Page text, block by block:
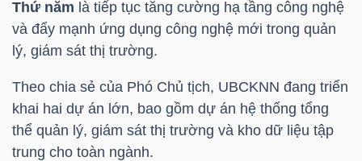
Thứ năm là tiếp tục tăng cường hạ tầng công nghệ
và đẩy mạnh ứng dụng công nghệ mới trong quản
lý, giám sát thị trường.
Theo chia sẻ của Phó Chủ tịch, UBCKNN đang triển
khai hai dự án lớn, bao gồm dự án hệ thống tổng
thể quản lý, giám sát thị trường và kho dữ liệu tập
trung cho toàn ngành.
TIỆN